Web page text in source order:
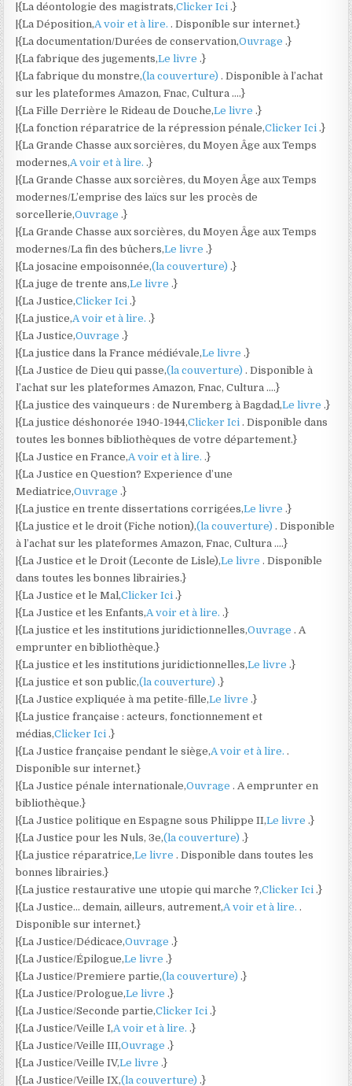
|{La déontologie des magistrats,Clicker Ici.}
|{La Déposition,A voir et à lire.. Disponible sur internet.}
|{La documentation/Durées de conservation,Ouvrage.}
|{La fabrique des jugements,Le livre.}
|{La fabrique du monstre,(la couverture). Disponible à l’achat
sur les plateformes Amazon, Fnac, Cultura ….}
|{La Fille Derrière le Rideau de Douche,Le livre.}
|{La fonction réparatrice de la répression pénale,Clicker Ici.}
|{La Grande Chasse aux sorcières, du Moyen Âge aux Temps
modernes,A voir et à lire..}
|{La Grande Chasse aux sorcières, du Moyen Âge aux Temps
modernes/L’emprise des laïcs sur les procès de
sorcellerie,Ouvrage.}
|{La Grande Chasse aux sorcières, du Moyen Âge aux Temps
modernes/La fin des bûchers,Le livre.}
|{La josacine empoisonnée,(la couverture).}
|{La juge de trente ans,Le livre.}
|{La Justice,Clicker Ici.}
|{La justice,A voir et à lire..}
|{La Justice,Ouvrage.}
|{La justice dans la France médiévale,Le livre.}
|{La Justice de Dieu qui passe,(la couverture). Disponible à
l’achat sur les plateformes Amazon, Fnac, Cultura ….}
|{La justice des vainqueurs : de Nuremberg à Bagdad,Le livre.}
|{La justice déshonorée 1940-1944,Clicker Ici. Disponible dans
toutes les bonnes bibliothèques de votre département.}
|{La Justice en France,A voir et à lire..}
|{La Justice en Question? Experience d’une
Mediatrice,Ouvrage.}
|{La justice en trente dissertations corrigées,Le livre.}
|{La justice et le droit (Fiche notion),(la couverture). Disponible
à l’achat sur les plateformes Amazon, Fnac, Cultura ….}
|{La Justice et le Droit (Leconte de Lisle),Le livre. Disponible
dans toutes les bonnes librairies.}
|{La Justice et le Mal,Clicker Ici.}
|{La Justice et les Enfants,A voir et à lire..}
|{La justice et les institutions juridictionnelles,Ouvrage. A
emprunter en bibliothèque.}
|{La justice et les institutions juridictionnelles,Le livre.}
|{La justice et son public,(la couverture).}
|{La Justice expliquée à ma petite-fille,Le livre.}
|{La justice française : acteurs, fonctionnement et
médias,Clicker Ici.}
|{La Justice française pendant le siège,A voir et à lire..
Disponible sur internet.}
|{La Justice pénale internationale,Ouvrage. A emprunter en
bibliothèque.}
|{La Justice politique en Espagne sous Philippe II,Le livre.}
|{La Justice pour les Nuls, 3e,(la couverture).}
|{La justice réparatrice,Le livre. Disponible dans toutes les
bonnes librairies.}
|{La justice restaurative une utopie qui marche ?,Clicker Ici.}
|{La Justice… demain, ailleurs, autrement,A voir et à lire..
Disponible sur internet.}
|{La Justice/Dédicace,Ouvrage.}
|{La Justice/Épilogue,Le livre.}
|{La Justice/Premiere partie,(la couverture).}
|{La Justice/Prologue,Le livre.}
|{La Justice/Seconde partie,Clicker Ici.}
|{La Justice/Veille I,A voir et à lire..}
|{La Justice/Veille III,Ouvrage.}
|{La Justice/Veille IV,Le livre.}
|{La Justice/Veille IX,(la couverture).}